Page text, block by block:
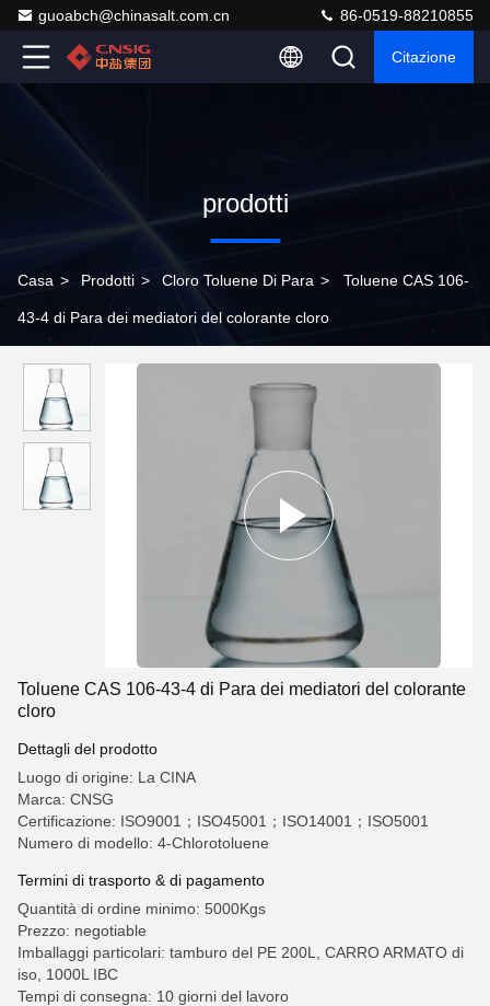
guoabch@chinasalt.com.cn 86-0519-88210855
Citazione
prodotti
Casa > Prodotti > Cloro Toluene Di Para > Toluene CAS 106-
43-4 di Para dei mediatori del colorante cloro
Toluene CAS 106-43-4 di Para dei mediatori del colorante
cloro
Dettagli del prodotto
Luogo di origine: La CINA
Marca: CNSG
Certificazione: ISO9001；ISO45001；ISO14001；ISO5001
Numero di modello: 4-Chlorotoluene
Termini di trasporto & di pagamento
Quantità di ordine minimo: 5000Kgs
Prezzo: negotiable
Imballaggi particolari: tamburo del PE 200L, CARRO ARMATO di
iso, 1000L IBC
Tempi di consegna: 10 giorni del lavoro